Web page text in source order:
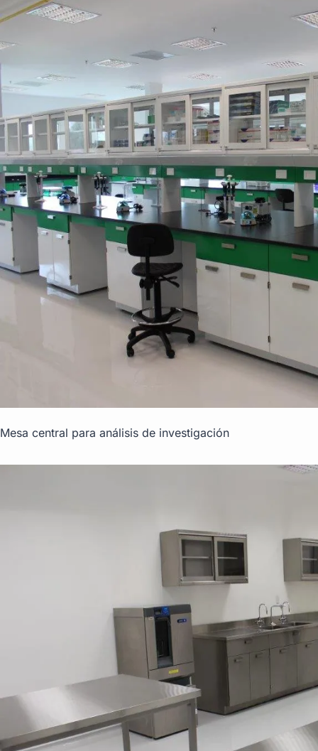
Mesa central para análisis de investigación